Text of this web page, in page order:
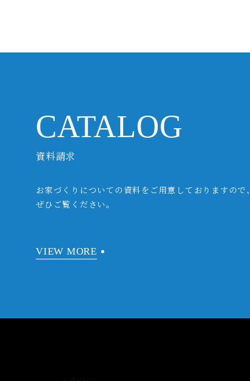
CATALOG
資料請求
お家づくりについての資料をご用意しておりますので、
ぜひご覧ください。
VIEW MORE